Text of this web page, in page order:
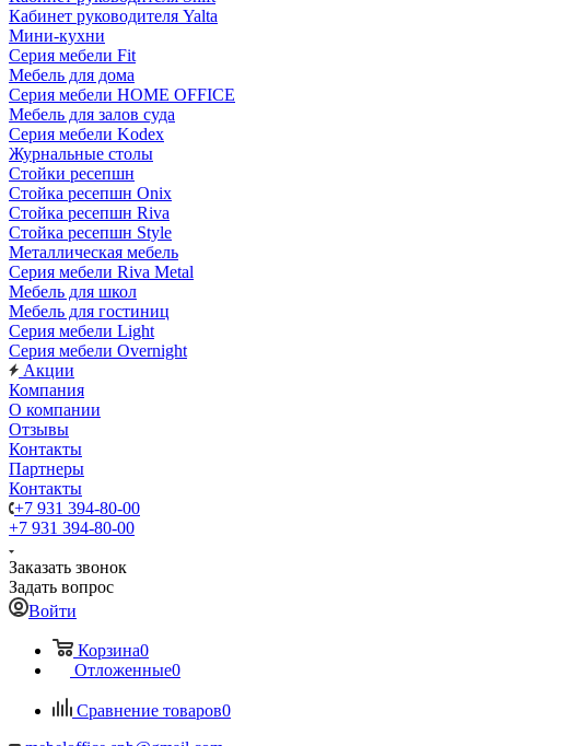
Кабинет руководителя Yalta
Мини-кухни
Серия мебели Fit
Мебель для дома
Серия мебели HOME OFFICE
Мебель для залов суда
Серия мебели Kodex
Журнальные столы
Стойки ресепшн
Стойка ресепшн Onix
Стойка ресепшн Riva
Стойка ресепшн Style
Металлическая мебель
Серия мебели Riva Metal
Мебель для школ
Мебель для гостиниц
Серия мебели Light
Серия мебели Overnight
Акции
Компания
О компании
Отзывы
Контакты
Партнеры
Контакты
+7 931 394-80-00
+7 931 394-80-00
Заказать звонок
Задать вопрос
Войти
Корзина0
Отложенные0
Сравнение товаров0